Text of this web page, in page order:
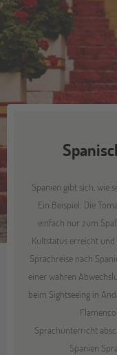
Spanien gibt sich, wie
Ein Beispiel: Die
einfach nur zum
Kultstatus erreicht
Sprachreise nach
einer wahren
beim Sightseeing in
Sprachunterricht
Spanien